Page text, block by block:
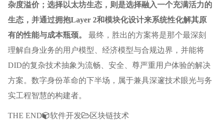
杂度溢价；选择以太坊生态，则是选择融入一个充满活力的
生态，并通过拥抱Layer 2和模块化设计来系统性化解其原
有的性能与成本瓶颈。
最终，胜出的方案将是那个最深刻
理解自身业务的用户模型、经济模型与合规边界，并能将
DID的复杂技术抽象为流畅、安全、尊严重用户体验的解决
方案。数字身份革命的下半场，属于兼具深邃技术眼光与务
实工程智慧的构建者。
THE END 软件开发
区块链技术